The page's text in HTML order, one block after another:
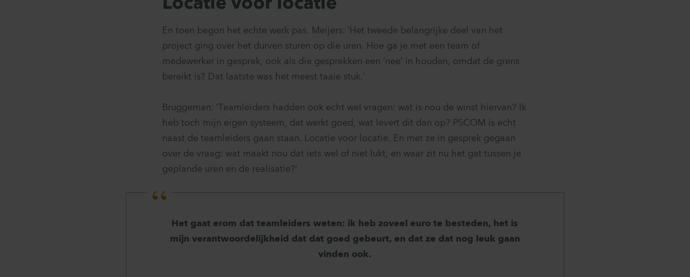
En toen begon het echte werk pas. Meijers: ‘Het tweede belangrijke deel van het
project ging over het durven sturen op die uren. Hoe ga je met een team of
medewerker in gesprek, ook als die gesprekken een ‘nee’ in houden, omdat de grens
bereikt is? Dat laatste was het meest taaie stuk.’
Bruggeman: ‘Teamleiders hadden ook echt wel vragen: wat is nou de winst hiervan? Ik
heb toch mijn eigen systeem, dat werkt goed, wat levert dit dan op? P5COM is echt
naast de teamleiders gaan staan. Locatie voor locatie. En met ze in gesprek gegaan
over de vraag: wat maakt nou dat iets wel of niet lukt, en waar zit nu het gat tussen je
geplande uren en de realisatie?’
Het gaat erom dat teamleiders weten: ik heb zoveel euro te besteden, het is
mijn verantwoordelijkheid dat dat goed gebeurt, en dat ze dat nog leuk gaan
vinden ook.